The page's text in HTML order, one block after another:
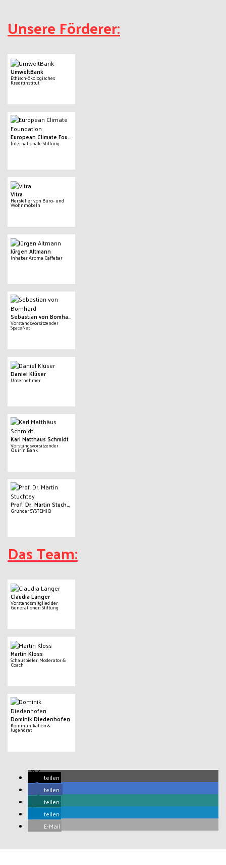
Unsere Förderer:
UmweltBank
Ethisch-ökologisches
Kreditinstitut
European Climate Foundation
Internationale Stiftung
Vitra
Hersteller von Büro- und
Wohnmöbeln
Jürgen Altmann
Inhaber Aroma Caffebar
Sebastian von Bomhard
Vorstandsvorsitzender
SpaceNet
Daniel Klüser
Unternehmer
Karl Matthäus Schmidt
Vorstandsvorsitzender
Quirin Bank
Prof. Dr. Martin Stuchtey
Gründer SYSTEMIQ
Das Team:
Claudia Langer
Vorstandsmitglied der
Generationen Stiftung
Martin Kloss
Schauspieler, Moderator &
Coach
Dominik Diedenhofen
Kommunikation &
Jugendrat
teilen
teilen
teilen
teilen
E-Mail